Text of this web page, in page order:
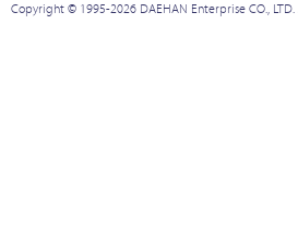
Copyright © 1995-2026 DAEHAN Enterprise CO.,